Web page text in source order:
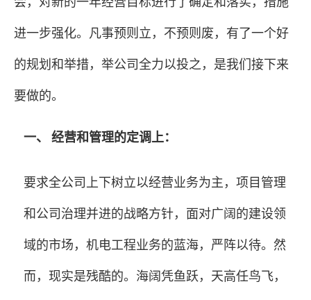
进一步强化。凡事预则立，不预则废，有了一个好
的规划和举措，举公司全力以投之，是我们接下来
要做的。
一、 经营和管理的定调上：
要求全公司上下树立以经营业务为主，项目管理
和公司治理并进的战略方针，面对广阔的建设领
域的市场，机电工程业务的蓝海，严阵以待。然
而，现实是残酷的。海阔凭鱼跃，天高任鸟飞，